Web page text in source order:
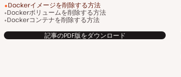
Dockerイメージを削除する方法
Dockerボリュームを削除する方法
Dockerコンテナを削除する方法
記事のPDF版をダウンロード